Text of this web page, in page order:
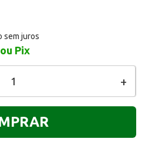
Pix
+